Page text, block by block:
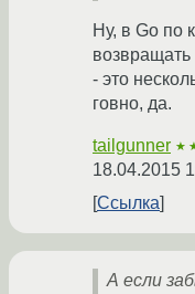
Ну, в Go по
возвращать
- это
говно, да.
tailgunner
18.04.2015
Ссылка
А если